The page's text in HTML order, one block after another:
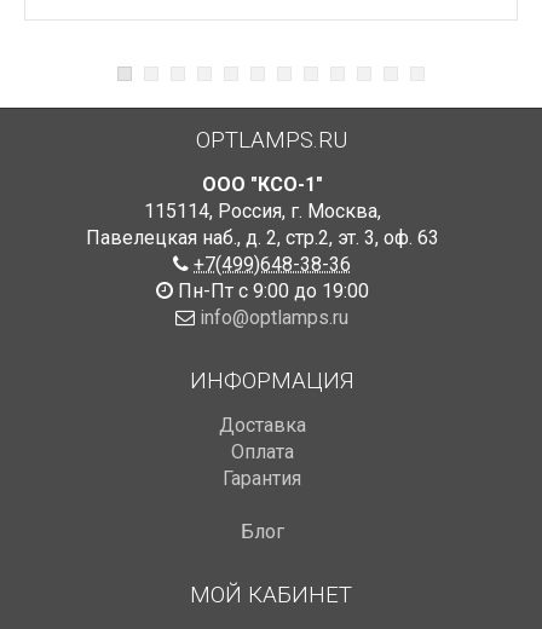
OPTLAMPS.RU
ООО "КСО-1"
115114, Россия, г. Москва,
Павелецкая наб., д. 2, стр.2, эт. 3, оф. 63
+7(499)648-38-36
Пн-Пт с 9:00 до 19:00
info@optlamps.ru
ИНФОРМАЦИЯ
Доставка
Оплата
Гарантия
Блог
МОЙ КАБИНЕТ